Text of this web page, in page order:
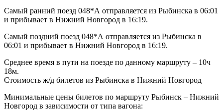
Самый ранний поезд 048*А отправляется из Рыбинска в 06:01
и прибывает в Нижний Новгород в 16:19.
Самый поздний поезд 048*А отправляется из Рыбинска в
06:01 и прибывает в Нижний Новгород в 16:19.
Среднее время в пути на поезде по данному маршруту – 10ч
18м.
Стоимость ж/д билетов из Рыбинска в Нижний Новгород
Минимальные цены билетов по маршруту Рыбинск – Нижний
Новгород в зависимости от типа вагона: